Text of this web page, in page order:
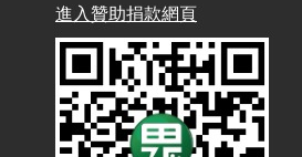
進入贊助捐款網頁